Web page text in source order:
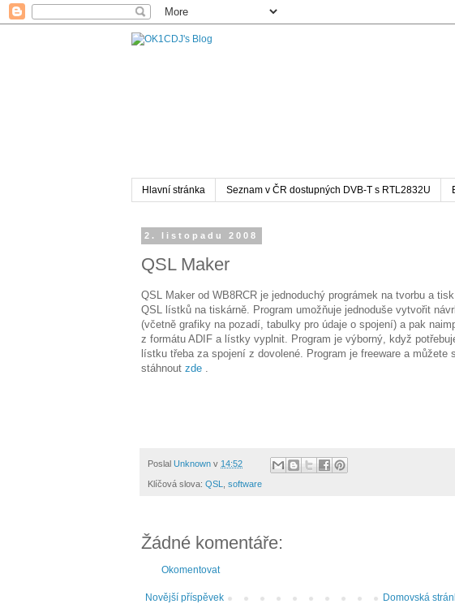
Hlavní stránka Seznam v ČR dostupných DVB-T s RTL2832U
2. listopadu 2008
QSL Maker
QSL Maker od WB8RCR je jednoduchý prográmek na tvorbu a
QSL lístků na tiskárně. Program umožňuje jednoduše vytvořit
(včetně grafiky na pozadí, tabulky pro údaje o spojení) a pak
z formátu ADIF a lístky vyplnit. Program je výborný, když
lístku třeba za spojení z dovolené. Program je freeware a můžete
stáhnout zde .
Poslal Unknown v 14:52
Klíčová slova: QSL software
Žádné komentáře:
Okomentovat
Novější příspěvek
Domovská